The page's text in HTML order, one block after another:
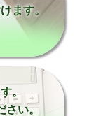
ます。
。
さい。